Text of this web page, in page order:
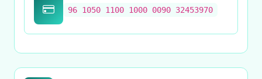
96 1050 1100 1000 0090 32453970